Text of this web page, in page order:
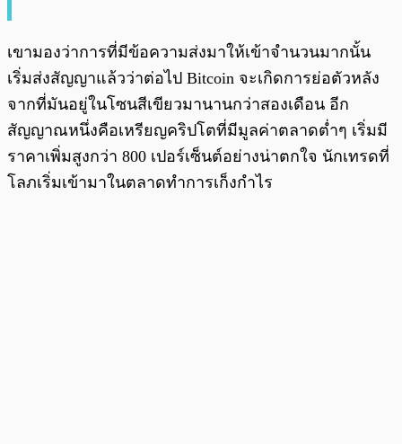
เขามองว่าการที่มีข้อความส่งมาให้เข้าจำนวนมากนั้น
เริ่มส่งสัญญาแล้วว่าต่อไป Bitcoin จะเกิดการย่อตัวหลัง
จากที่มันอยู่ในโซนสีเขียวมานานกว่าสองเดือน อีก
สัญญาณหนึ่งคือเหรียญคริปโตที่มีมูลค่าตลาดต่ำๆ เริ่มมี
ราคาเพิ่มสูงกว่า 800 เปอร์เซ็นต์อย่างน่าตกใจ นักเทรดที่
โลภเริ่มเข้ามาในตลาดทำการเก็งกำไร